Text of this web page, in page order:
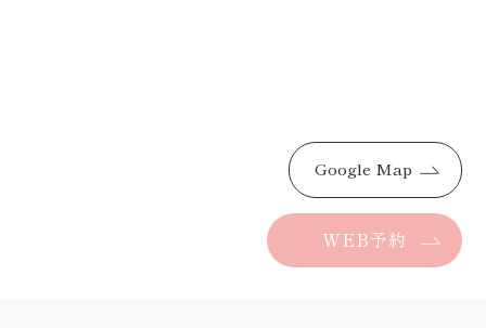
Google Map
WEB予約